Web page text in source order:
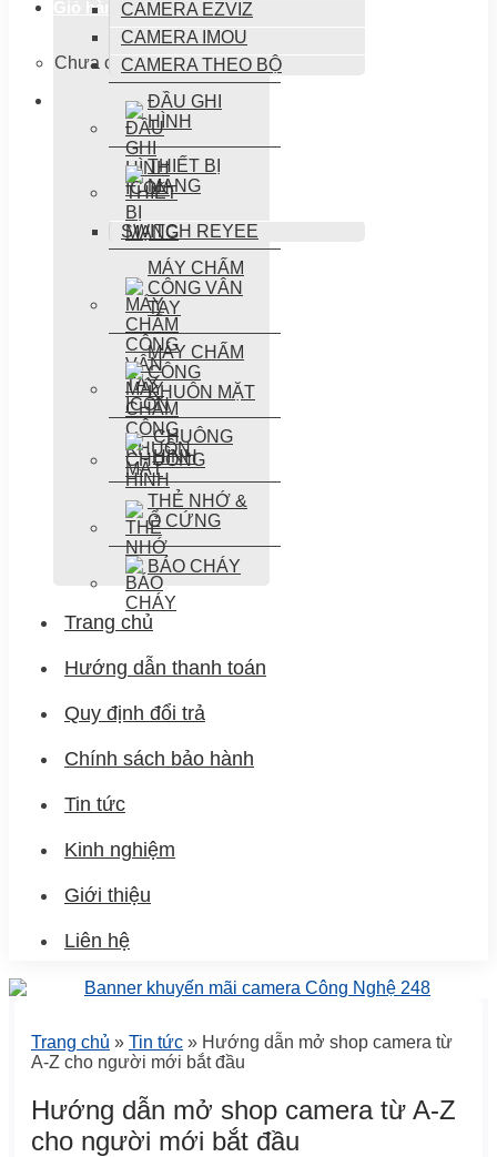
Giỏ hàng /0₫
Chưa có sản phẩm trong giỏ hàng.
CAMERA EZVIZ
CAMERA IMOU
CAMERA THEO BỘ
ĐẦU GHI
HÌNH
THIẾT BỊ
MẠNG
SWITCH REYEE
MÁY CHẤM
CÔNG VÂN
TAY
MÁY CHẤM
CÔNG
KHUÔN MẶT
CHUÔNG
HÌNH
THẺ NHỚ &
Ổ CỨNG
BÁO CHÁY
Trang chủ
Hướng dẫn thanh toán
Quy định đổi trả
Chính sách bảo hành
Tin tức
Kinh nghiệm
Giới thiệu
Liên hệ
Trang chủ » Tin tức » Hướng dẫn mở shop camera từ
A-Z cho người mới bắt đầu
Hướng dẫn mở shop camera từ A-Z
cho người mới bắt đầu